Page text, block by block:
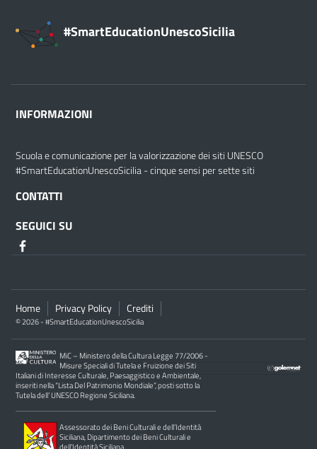
#SmartEducationUnescoSicilia
INFORMAZIONI
Scuola e comunicazione per la valorizzazione dei siti UNESCO
#SmartEducationUnescoSicilia - cinque sensi per sette siti
CONTATTI
SEGUICI SU
Home Privacy Policy Crediti
© 2026 - #SmartEducationUnescoSicilia
MiC – Ministero della Cultura Legge 77/2006 -
Misure Speciali di Tutela e Fruizione dei Siti
Italiani di Interesse Culturale, Paesaggistico e Ambientale,
inseriti nella “Lista Del Patrimonio Mondiale”, posti sotto la
Tutela dell’ UNESCO Regione Siciliana.
Assessorato dei Beni Culturali e dell’Identità
Siciliana, Dipartimento dei Beni Culturali e